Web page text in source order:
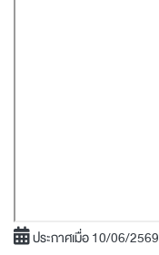
ประกาศเมื่อ 10/06/2569